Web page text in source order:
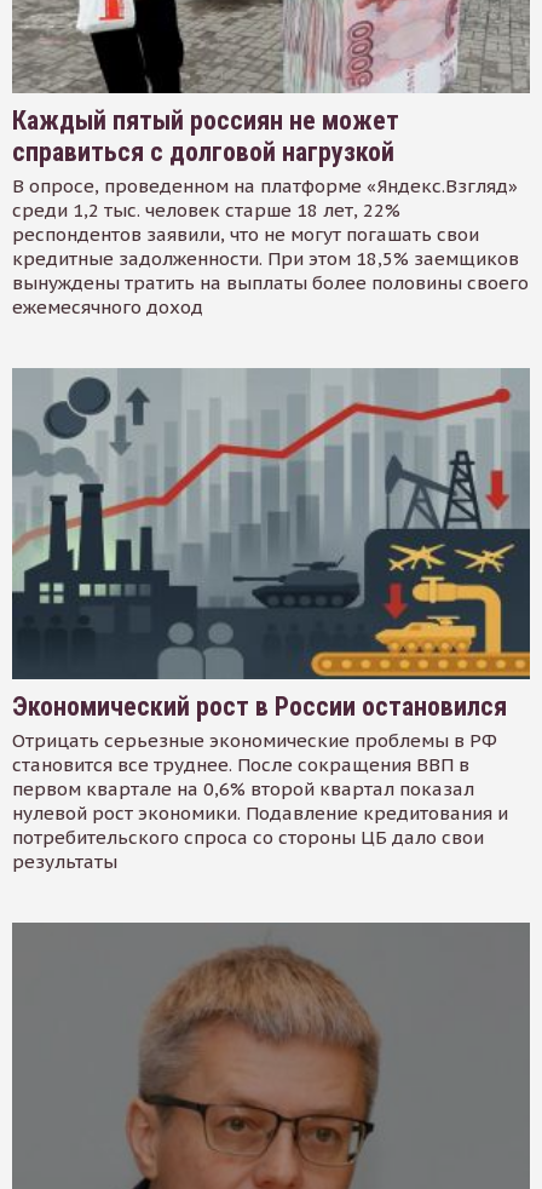
Каждый пятый россиян не может
справиться с долговой нагрузкой
В опросе, проведенном на платформе «Яндекс.Взгляд»
среди 1,2 тыс. человек старше 18 лет, 22%
респондентов заявили, что не могут погашать свои
кредитные задолженности. При этом 18,5% заемщиков
вынуждены тратить на выплаты более половины своего
ежемесячного доход
Экономический рост в России остановился
Отрицать серьезные экономические проблемы в РФ
становится все труднее. После сокращения ВВП в
первом квартале на 0,6% второй квартал показал
нулевой рост экономики. Подавление кредитования и
потребительского спроса со стороны ЦБ дало свои
результаты